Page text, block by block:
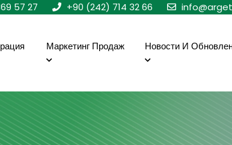
57 27 +90 (242) 714 32 66
Маркетинг Продаж Новости И